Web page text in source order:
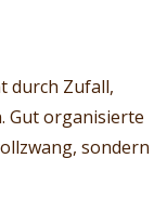
durch Zufall,
Gut organisierte
sondern